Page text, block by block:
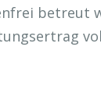
betreut